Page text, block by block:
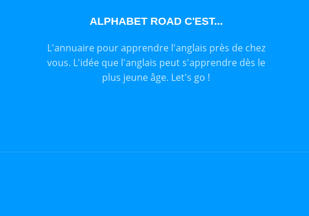
ALPHABET ROAD C'EST...
L'annuaire pour apprendre l'anglais près de chez
vous. L'idée que l'anglais peut s'apprendre dès le
plus jeune âge. Let's go !